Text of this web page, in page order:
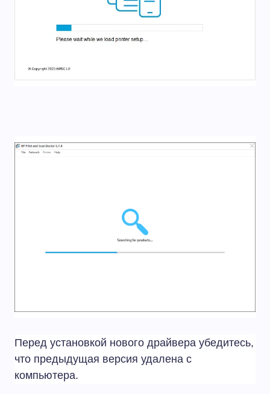
Перед установкой нового драйвера убедитесь,
что предыдущая версия удалена с
компьютера.